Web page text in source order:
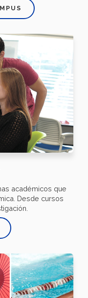
académicos que
Desde cursos